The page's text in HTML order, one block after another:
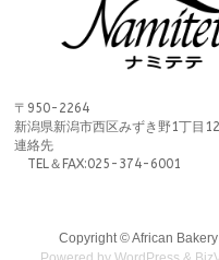
〒950-2264
新潟県新潟市西区みずき野1丁目
連絡先
TEL＆FAX:025-374-6001
Copyright ©African